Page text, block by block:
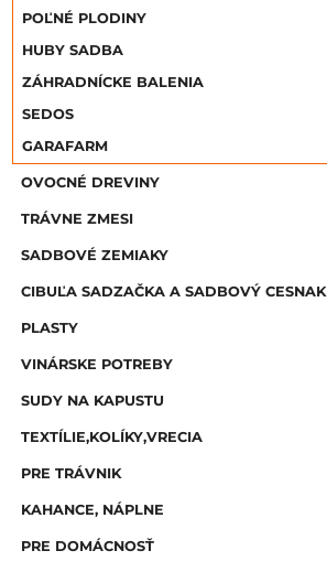
POĽNÉ PLODINY
HUBY SADBA
ZÁHRADNÍCKE BALENIA
SEDOS
GARAFARM
OVOCNÉ DREVINY
TRÁVNE ZMESI
SADBOVÉ ZEMIAKY
CIBUĽA SADZAČKA A SADBOVÝ CESNAK
PLASTY
VINÁRSKE POTREBY
SUDY NA KAPUSTU
TEXTÍLIE,KOLÍKY,VRECIA
PRE TRÁVNIK
KAHANCE, NÁPLNE
PRE DOMÁCNOSŤ